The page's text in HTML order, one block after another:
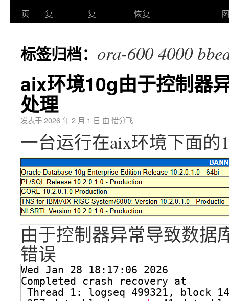
页
复
复
恢复
标签归档： ora-600 4000
aix环境10g由于控制器
处理
发表于2026 年 2 月 1 日 由 惜分飞
一台运行在aix环境下面的
由于控制器异常导致数据
错误
Wed Jan 28 18:17:06 2026
Completed crash recovery at
Thread 1: logseq 499321, block